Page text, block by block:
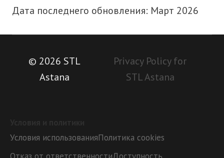
Дата последнего обновления: Март 2026
© 2026 STL
Astana
Privacy Policy for
STL Astana
Условия использованияПолитика cookies